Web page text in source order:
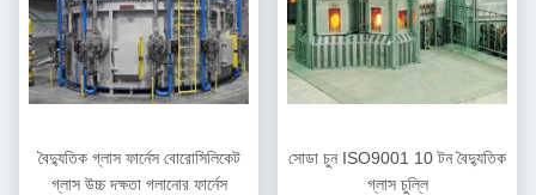
বৈদ্যুতিক গ্লাস ফার্নেস বোরোসিলিকেট
গ্লাস উচ্চ দক্ষতা গলানোর ফার্নেস
সোডা চুন ISO9001 10 টন বৈদ্যুতিক
গ্লাস চুল্লি